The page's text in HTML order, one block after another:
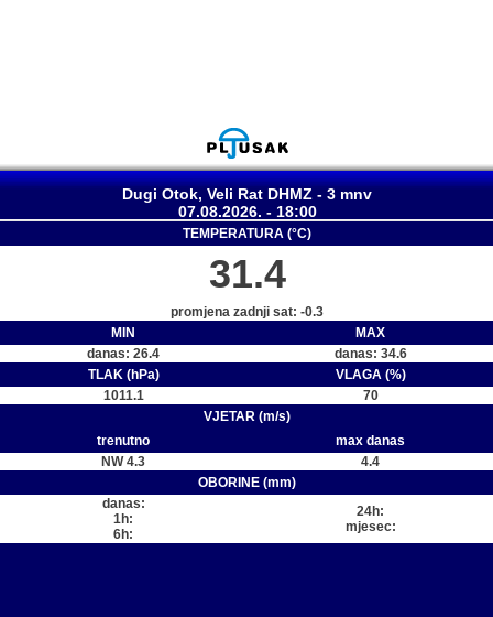
Dugi Otok, Veli Rat DHMZ - 3 mnv
07.08.2026. - 18:00
TEMPERATURA (°C)
31.4
promjena zadnji sat: -0.3
MIN
MAX
danas: 26.4
danas: 34.6
TLAK (hPa)
VLAGA (%)
1011.1
70
VJETAR (m/s)
trenutno
max danas
NW 4.3
4.4
OBORINE (mm)
danas:
1h:
6h:
24h:
mjesec: